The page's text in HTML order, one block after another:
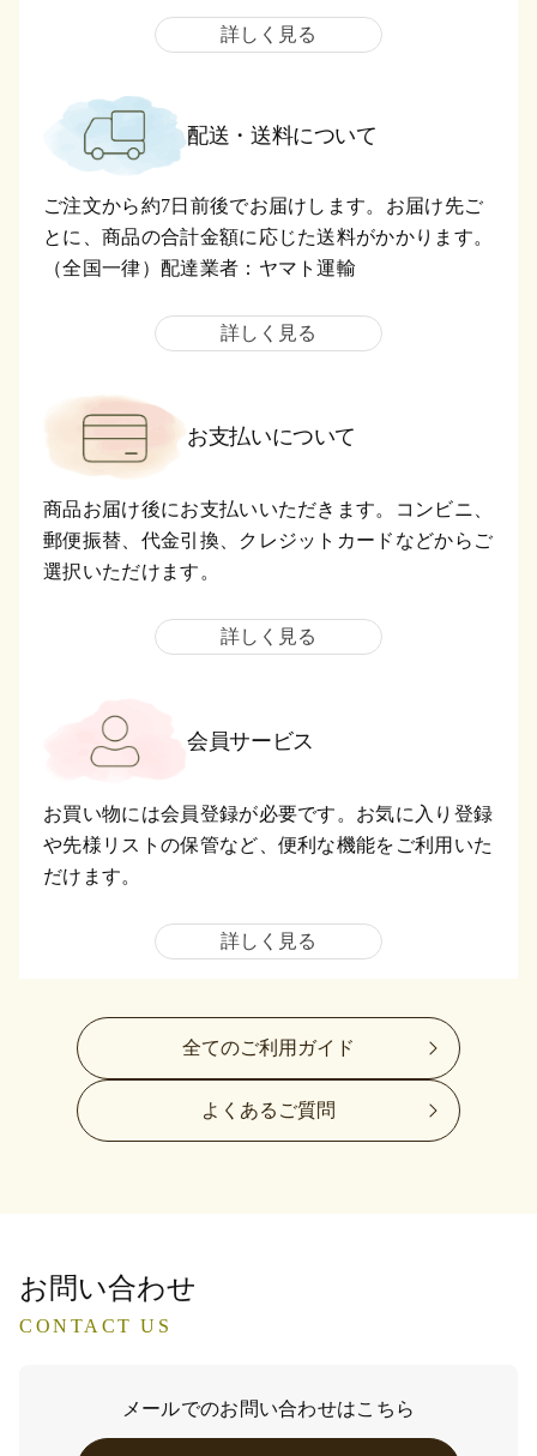
詳しく見る
配送・送料について
ご注文から約7日前後でお届けします。お届け先ご
とに、商品の合計金額に応じた送料がかかります。
（全国一律）配達業者：ヤマト運輸
詳しく見る
お支払いについて
商品お届け後にお支払いいただきます。コンビニ、
郵便振替、代金引換、クレジットカードなどからご
選択いただけます。
詳しく見る
会員サービス
お買い物には会員登録が必要です。お気に入り登録
や先様リストの保管など、便利な機能をご利用いた
だけます。
詳しく見る
全てのご利用ガイド
よくあるご質問
お問い合わせ
CONTACT US
メールでのお問い合わせはこちら